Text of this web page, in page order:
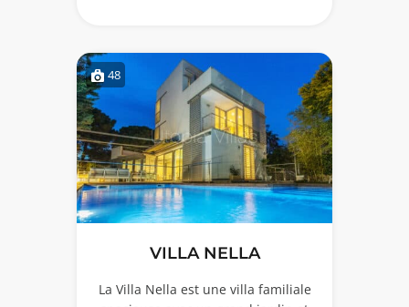
48
VILLA NELLA
La Villa Nella est une villa familiale